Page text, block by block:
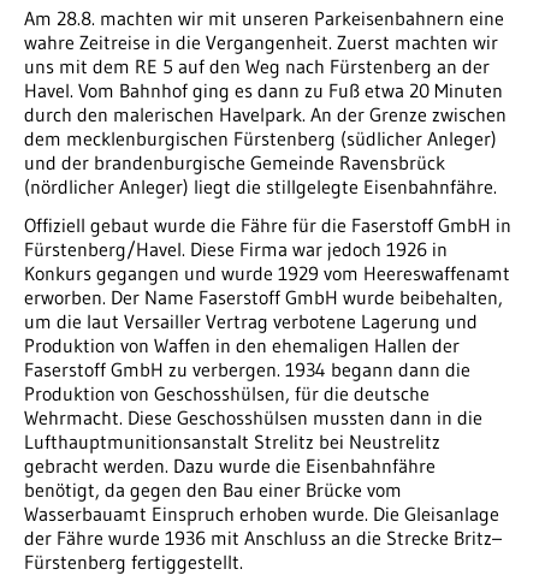
Am 28.8. machten wir mit unseren Parkeisenbahnern eine
wahre Zeitreise in die Vergangenheit. Zuerst machten wir
uns mit dem RE 5 auf den Weg nach Fürstenberg an der
Havel. Vom Bahnhof ging es dann zu Fuß etwa 20 Minuten
durch den malerischen Havelpark. An der Grenze zwischen
dem mecklenburgischen Fürstenberg (südlicher Anleger)
und der brandenburgische Gemeinde Ravensbrück
(nördlicher Anleger) liegt die stillgelegte Eisenbahnfähre.
Offiziell gebaut wurde die Fähre für die Faserstoff GmbH in
Fürstenberg/Havel. Diese Firma war jedoch 1926 in
Konkurs gegangen und wurde 1929 vom Heereswaffenamt
erworben. Der Name Faserstoff GmbH wurde beibehalten,
um die laut Versailler Vertrag verbotene Lagerung und
Produktion von Waffen in den ehemaligen Hallen der
Faserstoff GmbH zu verbergen. 1934 begann dann die
Produktion von Geschosshülsen, für die deutsche
Wehrmacht. Diese Geschosshülsen mussten dann in die
Lufthauptmunitionsanstalt Strelitz bei Neustrelitz
gebracht werden. Dazu wurde die Eisenbahnfähre
benötigt, da gegen den Bau einer Brücke vom
Wasserbauamt Einspruch erhoben wurde. Die Gleisanlage
der Fähre wurde 1936 mit Anschluss an die Strecke Britz–
Fürstenberg fertiggestellt.